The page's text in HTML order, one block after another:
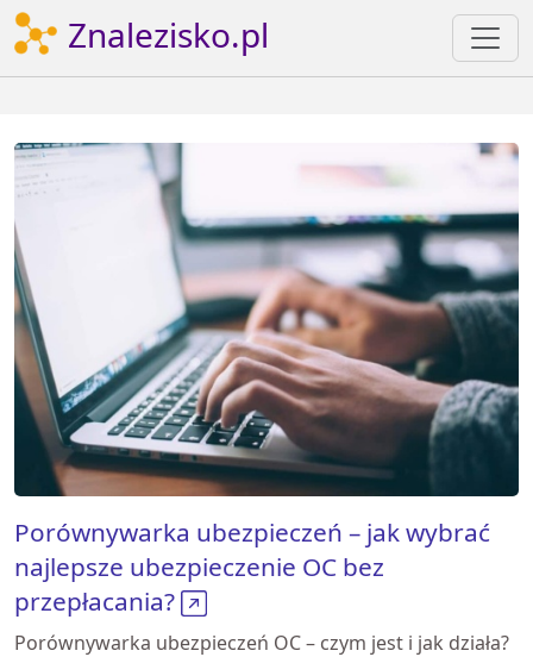
Znalezisko.pl
Porównywarka ubezpieczeń – jak wybrać
najlepsze ubezpieczenie OC bez
przepłacania?
Porównywarka ubezpieczeń OC – czym jest i jak działa?